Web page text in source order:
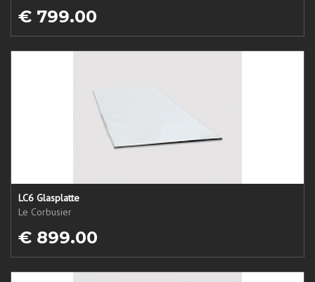
€ 799.00
LC6 Glasplatte
Le Corbusier
€ 899.00